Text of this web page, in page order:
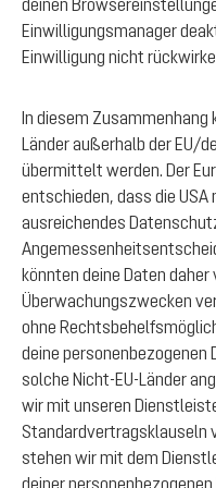
deinen
Einwilligungsmanager
Einwilligung nicht
In diesem Zusammenhang
Länder außerhalb der EU/
übermittelt werden. Der
entschieden, dass die USA
ausreichendes
könnten deine Daten daher
Überwachungszwecken
ohne
deine personenbezogenen
solche Nicht-EU-Länder
wir mit unseren
Standardvertragsklauseln
stehen wir mit dem
deiner